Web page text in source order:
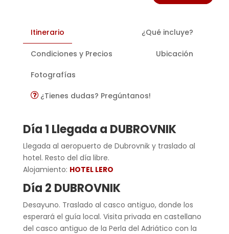
Itinerario ¿Qué incluye?
Condiciones y Precios Ubicación
Fotografías
¿Tienes dudas? Pregúntanos!
Día 1 Llegada a DUBROVNIK
Llegada al aeropuerto de Dubrovnik y traslado al
hotel. Resto del día libre.
Alojamiento: HOTEL LERO
Día 2 DUBROVNIK
Desayuno. Traslado al casco antiguo, donde los
esperará el guía local. Visita privada en castellano
del casco antiguo de la Perla del Adriático con la